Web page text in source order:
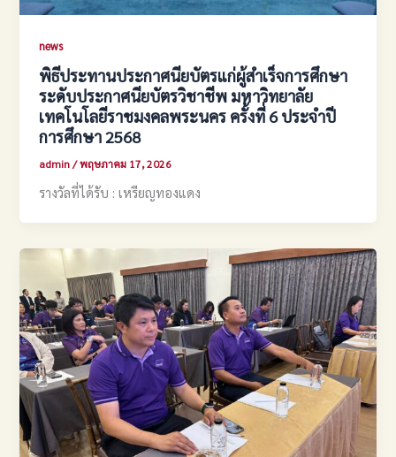
news
พิธีประทานประกาศนียบัตรแก่ผู้สำเร็จการศึกษา
ระดับประกาศนียบัตรวิชาชีพ มหาวิทยาลัย
เทคโนโลยีราชมงคลพระนคร ครั้งที่ 6 ประจำปี
การศึกษา 2568
admin/พฤษภาคม 17, 2026
รางวัลที่ได้รับ : เหรียญทองแดง